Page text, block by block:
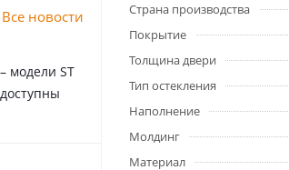
Страна производства
Покрытие
Толщина двери
Тип остекления
Наполнение
Молдинг
Материал
Все новости
модели ST